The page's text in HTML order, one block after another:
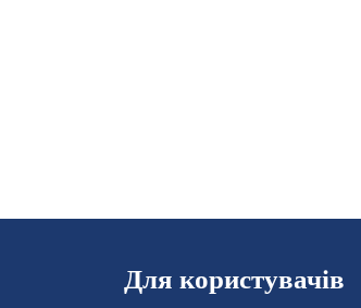
Для користувачів